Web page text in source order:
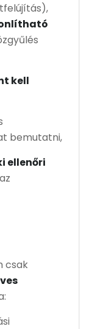
kell
bemutatni,
ellenőri
csak